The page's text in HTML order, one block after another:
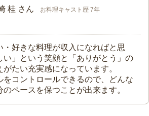
桂 さん お料理キャスト歴 7年
・好きな料理が収入になればと思
い」という笑顔と「ありがとう」の
たい充実感になっています。
をコントロールできるので、どんな
ペースを保つことが出来ます。